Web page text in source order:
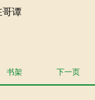
哥谭
书架 下一页